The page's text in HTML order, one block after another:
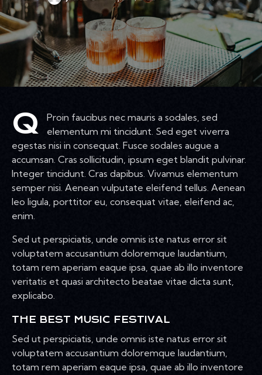
Q
Proin faucibus nec mauris a sodales, sed
elementum mi tincidunt. Sed eget viverra
egestas nisi in consequat. Fusce sodales augue a
accumsan. Cras sollicitudin, ipsum eget blandit pulvinar.
Integer tincidunt. Cras dapibus. Vivamus elementum
semper nisi. Aenean vulputate eleifend tellus. Aenean
leo ligula, porttitor eu, consequat vitae, eleifend ac,
enim.
Sed ut perspiciatis, unde omnis iste natus error sit
voluptatem accusantium doloremque laudantium,
totam rem aperiam eaque ipsa, quae ab illo inventore
veritatis et quasi architecto beatae vitae dicta sunt,
explicabo.
THE BEST MUSIC FESTIVAL
Sed ut perspiciatis, unde omnis iste natus error sit
voluptatem accusantium doloremque laudantium,
totam rem aperiam eaque ipsa, quae ab illo inventore